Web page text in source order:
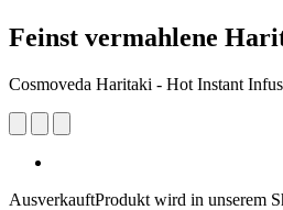
Feinst vermahlene
Cosmoveda Haritaki - Hot Instant
AusverkauftProdukt wird in unserem